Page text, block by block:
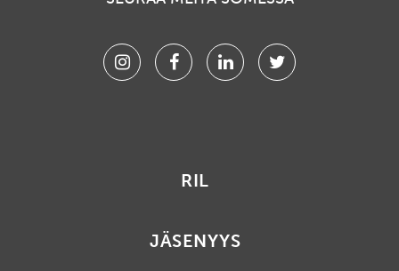
InstagramFacebookLinkedinTwitter
RIL
JÄSENYYS